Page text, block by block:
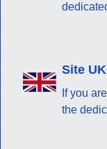
Site UK
If you
the